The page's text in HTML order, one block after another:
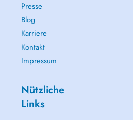
Presse
Blog
Karriere
Kontakt
Impressum
Nützliche
Links